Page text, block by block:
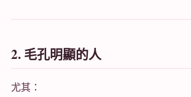
2. 毛孔明顯的人
尤其：